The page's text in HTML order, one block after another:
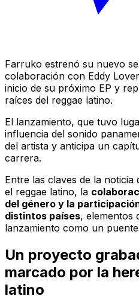
Farruko estrenó su nuevo
colaboración con Eddy
inicio de su próximo EP y
raíces del reggae latino.
El lanzamiento, que tuvo
influencia del sonido
del artista y anticipa un
carrera.
Entre las claves de la
el reggae latino, la
del género y la
distintos países, elementos
lanzamiento como un
Un proyecto
marcado por la
latino